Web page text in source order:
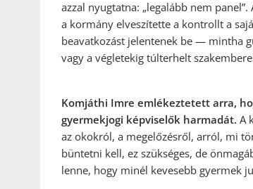
azzal nyugtatna: „legalább nem
a kormány elveszítette a kontrollt a
beavatkozást jelentenek be — mintha
vagy a végletekig túlterhelt
Komjáthi Imre emlékeztetett arra,
gyermekjogi képviselők harmadát. A
az okokról, a megelőzésről, arról, mi
büntetni kell, ez szükséges, de
lenne, hogy minél kevesebb gyermek